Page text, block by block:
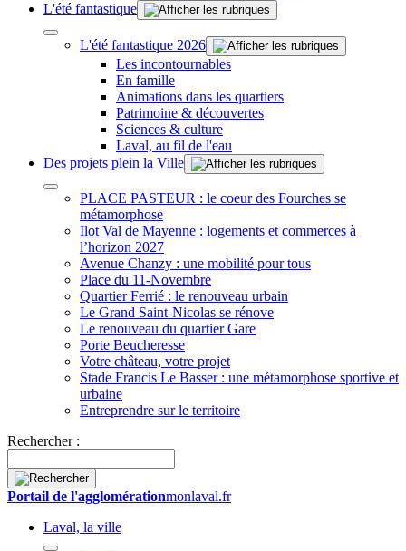
L'été fantastique
L'été fantastique 2026
Les incontournables
En famille
Animations dans les quartiers
Patrimoine & découvertes
Sciences & culture
Laval, au fil de l'eau
Des projets plein la Ville
PLACE PASTEUR : le coeur des Fourches se
métamorphose
Ilot Val de Mayenne : logements et commerces à
l’horizon 2027
Avenue Chanzy : une mobilité pour tous
Place du 11-Novembre
Quartier Ferrié : le renouveau urbain
Le Grand Saint-Nicolas se rénove
Le renouveau du quartier Gare
Porte Beucheresse
Votre château, votre projet
Stade Francis Le Basser : une métamorphose sportive et
urbaine
Entreprendre sur le territoire
Rechercher :
Portail de l'agglomérationmonlaval.fr
Laval, la ville